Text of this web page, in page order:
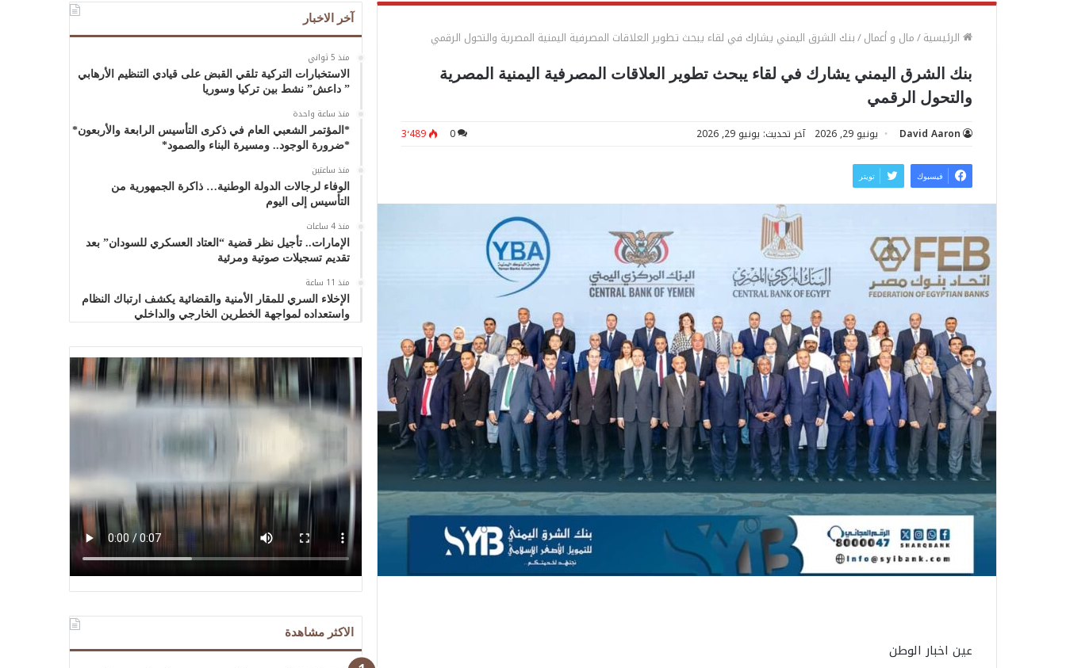
الرئيسية/مال و أعمال/بنك الشرق اليمني يشارك في لقاء يبحث تطوير العلاقات المصرفية اليمنية المصرية والتحول الرقمي
بنك الشرق اليمني يشارك في لقاء يبحث تطوير العلاقات المصرفية اليمنية المصرية
والتحول الرقمي
David Aaron يونيو 29, 2026 آخر تحديث: يونيو 29, 2026 0 3٬489
فيسبوك تويتر
عين اخبار الوطن
آخر الاخبار
منذ 5 ثواني
الاستخبارات التركية تلقي القبض على قيادي التنظيم الأرهابي
” داعش” نشط بين تركيا وسوريا
منذ ساعة واحدة
*المؤتمر الشعبي العام في ذكرى التأسيس الرابعة والأربعون*
*ضرورة الوجود.. ومسيرة البناء والصمود*
منذ ساعتين
الوفاء لرجالات الدولة الوطنية… ذاكرة الجمهورية من
التأسيس إلى اليوم
منذ 4 ساعات
الإمارات.. تأجيل نظر قضية “العتاد العسكري للسودان” بعد
تقديم تسجيلات صوتية ومرئية
منذ 11 ساعة
الإخلاء السري للمقار الأمنية والقضائية يكشف ارتباك النظام
واستعداده لمواجهة الخطرين الخارجي والداخلي
الاكثر مشاهدة